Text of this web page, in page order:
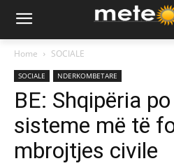
Home SOCIALE
SOCIALE NDERKOMBETARE
BE: Shqipëria
sisteme më të
mbrojtjes civile